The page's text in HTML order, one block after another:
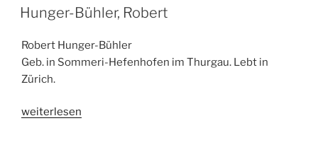
AM
Hunger-Bühler, Robert
Robert Hunger-Bühler
Geb. in Sommeri-Hefenhofen im Thurgau. Lebt in
Zürich.
„Hunger-
weiterlesen